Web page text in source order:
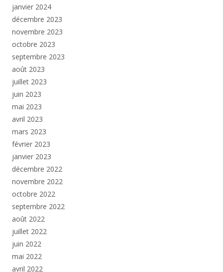
janvier 2024
décembre 2023
novembre 2023
octobre 2023
septembre 2023
août 2023
juillet 2023
juin 2023
mai 2023
avril 2023
mars 2023
février 2023
janvier 2023
décembre 2022
novembre 2022
octobre 2022
septembre 2022
août 2022
juillet 2022
juin 2022
mai 2022
avril 2022